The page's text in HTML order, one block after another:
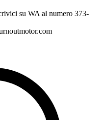
su WA al numero 373-